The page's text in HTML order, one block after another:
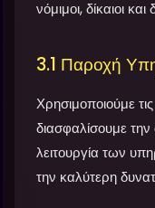
νόμιμοι, δίκαιοι και
3.1 Παροχή
Χρησιμοποιούμε
διασφαλίσουμε
λειτουργία των
την καλύτερη